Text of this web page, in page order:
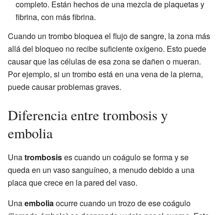
completo. Están hechos de una mezcla de plaquetas y
fibrina, con más fibrina.
Cuando un trombo bloquea el flujo de sangre, la zona más
allá del bloqueo no recibe suficiente oxígeno. Esto puede
causar que las células de esa zona se dañen o mueran.
Por ejemplo, si un trombo está en una vena de la pierna,
puede causar problemas graves.
Diferencia entre trombosis y
embolia
Unatrombosises cuando un coágulo se forma y se
queda en un vaso sanguíneo, a menudo debido a una
placa que crece en la pared del vaso.
Unaemboliaocurre cuando un trozo de ese coágulo